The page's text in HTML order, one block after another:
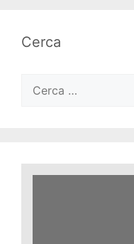
Cerca
per: